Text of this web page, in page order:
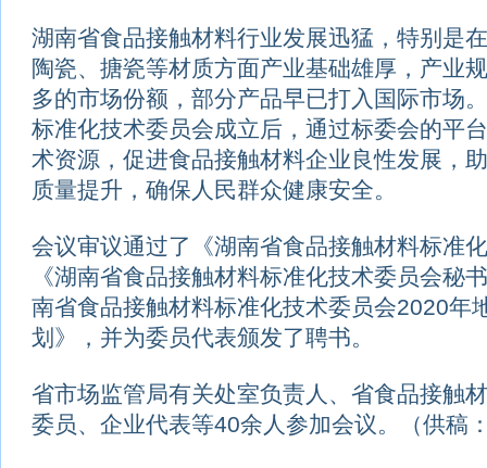
湖南省食品接触材料行业发展迅猛，特别是
陶瓷、搪瓷等材质方面产业基础雄厚，产业
多的市场份额，部分产品早已打入国际市场
标准化技术委员会成立后，通过标委会的平
术资源，促进食品接触材料企业良性发展，
质量提升，确保人民群众健康安全。
会议审议通过了《湖南省食品接触材料标准
《湖南省食品接触材料标准化技术委员会秘
南省食品接触材料标准化技术委员会2020年
划》，并为委员代表颁发了聘书。
省市场监管局有关处室负责人、省食品接触
委员、企业代表等40余人参加会议。（供稿